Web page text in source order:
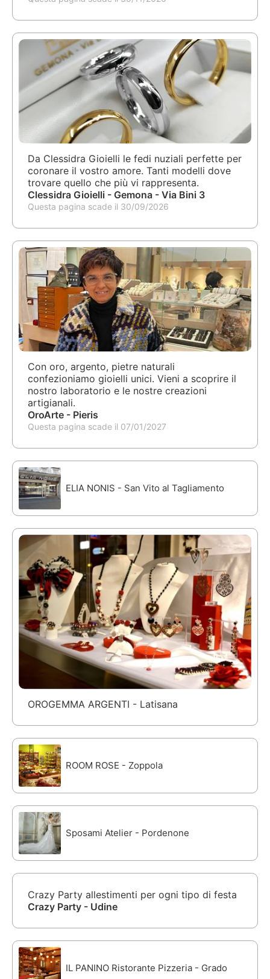
Da Clessidra Gioielli le fedi nuziali perfette per
coronare il vostro amore. Tanti modelli dove
trovare quello che più vi rappresenta.
Clessidra Gioielli - Gemona - Via Bini 3
Questa pagina scade il 30/09/2026
Con oro, argento, pietre naturali
confezioniamo gioielli unici. Vieni a scoprire il
nostro laboratorio e le nostre creazioni
artigianali.
OroArte - Pieris
Questa pagina scade il 07/01/2027
ELIA NONIS - San Vito al Tagliamento
OROGEMMA ARGENTI - Latisana
ROOM ROSE - Zoppola
Sposami Atelier - Pordenone
Crazy Party allestimenti per ogni tipo di festa
Crazy Party - Udine
IL PANINO Ristorante Pizzeria - Grado